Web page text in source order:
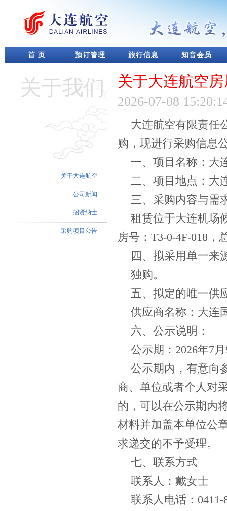
首 页 预订管理 旅行信息 知音会员
关于我们
关于大连航空
公司新闻
招贤纳士
采购项目公告
关于大连航空
2026-07-08
大连航空有限责任
购，现进行采购信息
一、项目名称：大
二、项目地点：大
三、采购内容与需
租赁位于大连机场
房号：T3-0-4F-018，
四、拟采用单一来
独购。
五、拟定的唯一供
供应商名称：大连
六、公示说明：
公示期： 2026年7月
公示期内，有意向
商、单位或者个人对
的，可以在公示期内
材料并加盖本单位公
求递交的不予受理。
七、联系方式
联系人： 戴女士
联系人电话： 0411-